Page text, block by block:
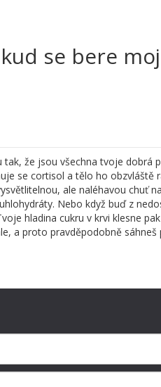
se bere
že jsou všechna tvoje dobrá
se cortisol a tělo ho obzvláště
ale naléhavou chuť
Nebo když buď z
hladina cukru v krvi klesne
a proto pravděpodobně